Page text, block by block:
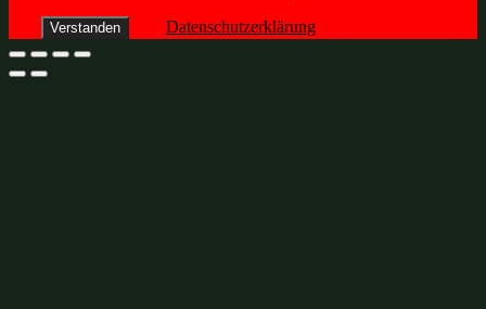
Verstanden Datenschutzerklärung